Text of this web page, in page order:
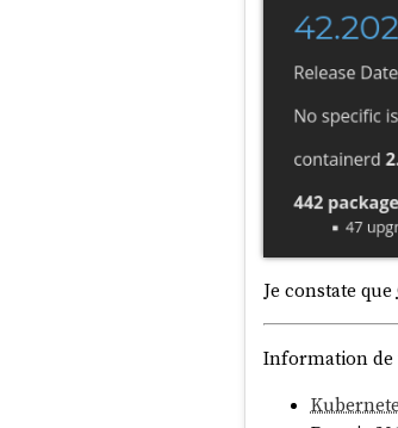
Je constate que
Information de